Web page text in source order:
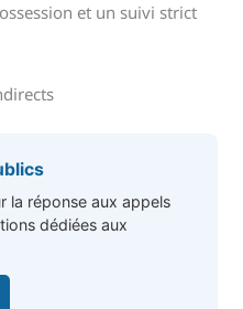
et un suivi strict
la réponse aux appels
dédiées aux